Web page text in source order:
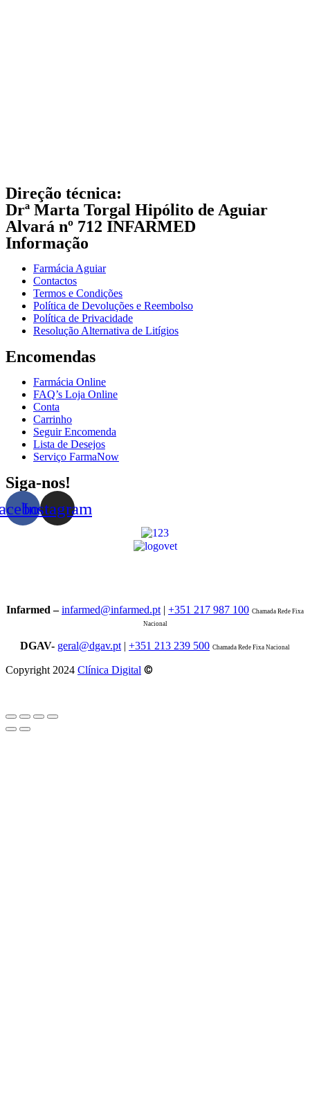
Direção técnica:
Drª Marta Torgal Hipólito de Aguiar
Alvará nº 712 INFARMED
Informação
Farmácia Aguiar
Contactos
Termos e Condições
Política de Devoluções e Reembolso
Política de Privacidade
Resolução Alternativa de Litígios
Encomendas
Farmácia Online
FAQ’s Loja Online
Conta
Carrinho
Seguir Encomenda
Lista de Desejos
Serviço FarmaNow
Siga-nos!
Instagram
Infarmed –infarmed@infarmed.pt | +351 217 987 100 Chamada Rede Fixa
Nacional
DGAV- geral@dgav.pt | +351 213 239 500 Chamada Rede Fixa Nacional
Copyright 2024 Clínica Digital ©